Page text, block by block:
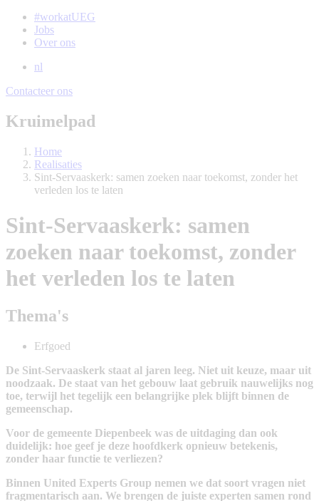
#workatUEG
Jobs
Over ons
nl
Contacteer ons
Kruimelpad
Home
Realisaties
Sint-Servaaskerk: samen zoeken naar toekomst, zonder het
verleden los te laten
Sint-Servaaskerk: samen
zoeken naar toekomst, zonder
het verleden los te laten
Thema's
Erfgoed
De Sint-Servaaskerk staat al jaren leeg. Niet uit keuze, maar uit
noodzaak. De staat van het gebouw laat gebruik nauwelijks nog
toe, terwijl het tegelijk een belangrijke plek blijft binnen de
gemeenschap.
Voor de gemeente Diepenbeek was de uitdaging dan ook
duidelijk: hoe geef je deze hoofdkerk opnieuw betekenis,
zonder haar functie te verliezen?
Binnen United Experts Group nemen we dat soort vragen niet
fragmentarisch aan. We brengen de juiste experten samen rond